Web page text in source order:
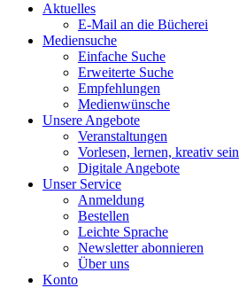
Aktuelles
E-Mail an die Bücherei
Mediensuche
Einfache Suche
Erweiterte Suche
Empfehlungen
Medienwünsche
Unsere Angebote
Veranstaltungen
Vorlesen, lernen, kreativ sein
Digitale Angebote
Unser Service
Anmeldung
Bestellen
Leichte Sprache
Newsletter abonnieren
Über uns
Konto